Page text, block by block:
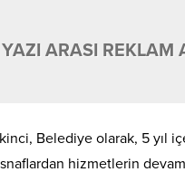
YAZI ARASI REKLAM
Belediye olarak, 5 yıl
hizmetlerin